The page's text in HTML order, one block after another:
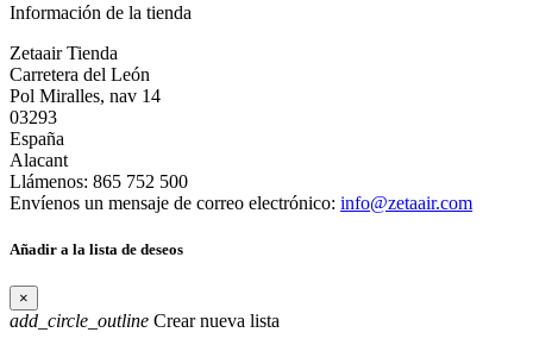
Información de la tienda
Zetaair Tienda
Carretera del León
Pol Miralles, nav 14
03293
España
Alacant
Llámenos: 865 752 500
Envíenos un mensaje de correo electrónico: info@zetaair.com
Añadir a la lista de deseos
×
add_circle_outline Crear nueva lista